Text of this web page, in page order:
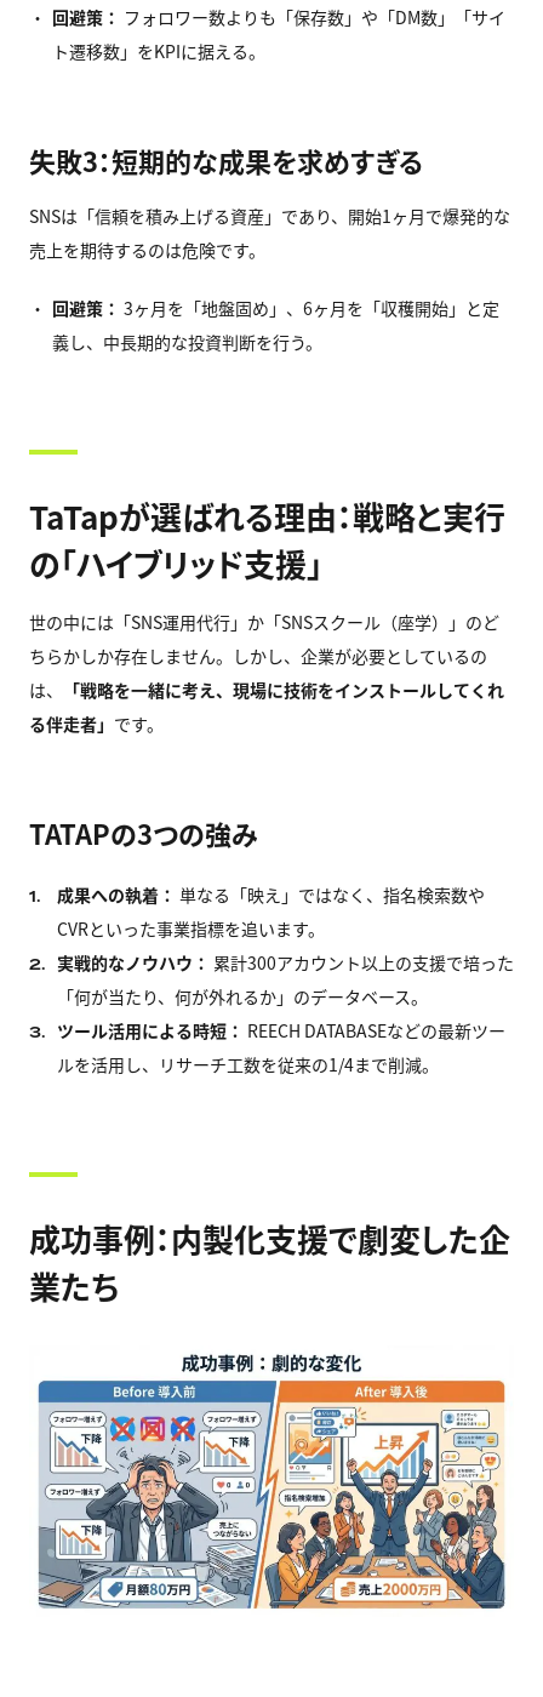
回避策： フォロワー数よりも「保存数」や「DM数」「サイ
ト遷移数」をKPIに据える。
失敗3：短期的な成果を求めすぎる
SNSは「信頼を積み上げる資産」であり、開始1ヶ月で爆発的な
売上を期待するのは危険です。
回避策： 3ヶ月を「地盤固め」、6ヶ月を「収穫開始」と定
義し、中長期的な投資判断を行う。
TaTapが選ばれる理由：戦略と実行
の「ハイブリッド支援」
世の中には「SNS運用代行」か「SNSスクール（座学）」のど
ちらかしか存在しません。しかし、企業が必要としているの
は、
「戦略を一緒に考え、現場に技術をインストールしてくれ
る伴走者」 です。
TATAPの3つの強み
1. 成果への執着： 単なる「映え」ではなく、指名検索数や
CVRといった事業指標を追います。
2. 実戦的なノウハウ： 累計300アカウント以上の支援で培った
「何が当たり、何が外れるか」のデータベース。
3. ツール活用による時短： REECH DATABASEなどの最新ツー
ルを活用し、リサーチ工数を従来の1/4まで削減。
成功事例：内製化支援で劇変した企
業たち